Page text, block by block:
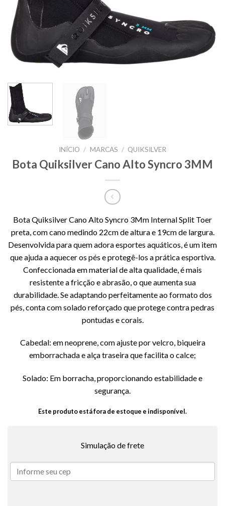
INÍCIO / MARCAS / QUIKSILVER
Bota Quiksilver Cano Alto Syncro 3MM
Bota Quiksilver Cano Alto Syncro 3Mm Internal Split Toer
preta, com cano medindo 22cm de altura e 19cm de largura.
Desenvolvida para quem adora esportes aquáticos, é um item
que ajuda a aquecer os pés e protegê-los a prática esportiva.
Confeccionada em material de alta qualidade, é mais
resistente a fricção e abrasão, o que aumenta sua
durabilidade. Se adaptando perfeitamente ao formato dos
pés, conta com solado reforçado que protege contra pedras
pontudas e corais.
Cabedal: em neoprene, com ajuste por velcro, biqueira
emborrachada e alça traseira que facilita o calce;
Solado: Em borracha, proporcionando estabilidade e
segurança.
Este produto está fora de estoque e indisponível.
Simulação de frete